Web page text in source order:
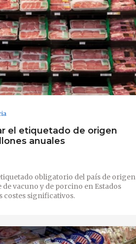
el etiquetado de origen
anuales
obligatorio del país de origen
de vacuno y de porcino en Estados
costes significativos.